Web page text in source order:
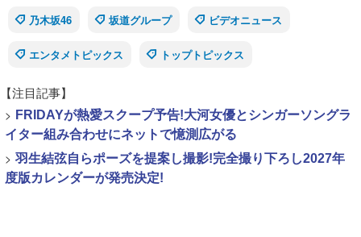
乃木坂46
坂道グループ ビデオニュース
エンタメトピックス トップトピックス
【注目記事】
> FRIDAYが熱愛スクープ予告!大河女優とシンガーソングラ
イター組み合わせにネットで憶測広がる
> 羽生結弦自らポーズを提案し撮影!完全撮り下ろし2027年
度版カレンダーが発売決定!